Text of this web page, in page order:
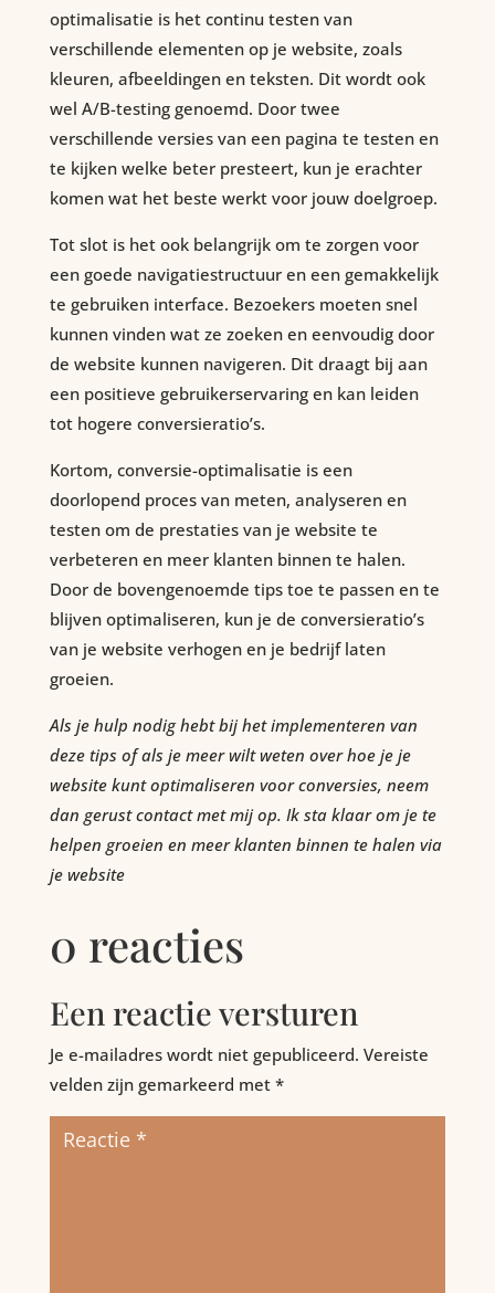
optimalisatie is het continu testen van
verschillende elementen op je website, zoals
kleuren, afbeeldingen en teksten. Dit wordt ook
wel A/B-testing genoemd. Door twee
verschillende versies van een pagina te testen en
te kijken welke beter presteert, kun je erachter
komen wat het beste werkt voor jouw doelgroep.
Tot slot is het ook belangrijk om te zorgen voor
een goede navigatiestructuur en een gemakkelijk
te gebruiken interface. Bezoekers moeten snel
kunnen vinden wat ze zoeken en eenvoudig door
de website kunnen navigeren. Dit draagt bij aan
een positieve gebruikerservaring en kan leiden
tot hogere conversieratio’s.
Kortom, conversie-optimalisatie is een
doorlopend proces van meten, analyseren en
testen om de prestaties van je website te
verbeteren en meer klanten binnen te halen.
Door de bovengenoemde tips toe te passen en te
blijven optimaliseren, kun je de conversieratio’s
van je website verhogen en je bedrijf laten
groeien.
Als je hulp nodig hebt bij het implementeren van
deze tips of als je meer wilt weten over hoe je je
website kunt optimaliseren voor conversies, neem
dan gerust contact met mij op. Ik sta klaar om je te
helpen groeien en meer klanten binnen te halen via
je website
0 reacties
Een reactie versturen
Je e-mailadres wordt niet gepubliceerd. Vereiste
velden zijn gemarkeerd met *